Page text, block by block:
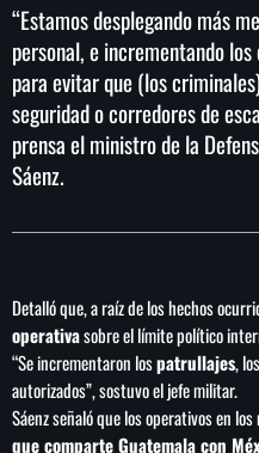
NOTAS
Cae primer
Blanche como
Vinícius Jr
hasta 2032
“Estamos desplegando más
personal, e incrementando
para evitar que (los
seguridad o corredores de
prensa el ministro de la
Sáenz.
Detalló que, a raíz de los hechos
operativasobre el límite político
“Se incrementaron lospatrullajes,
autorizados”, sostuvo el jefe militar.
Sáenz señaló que los operativos en los
que comparte Guatemala con